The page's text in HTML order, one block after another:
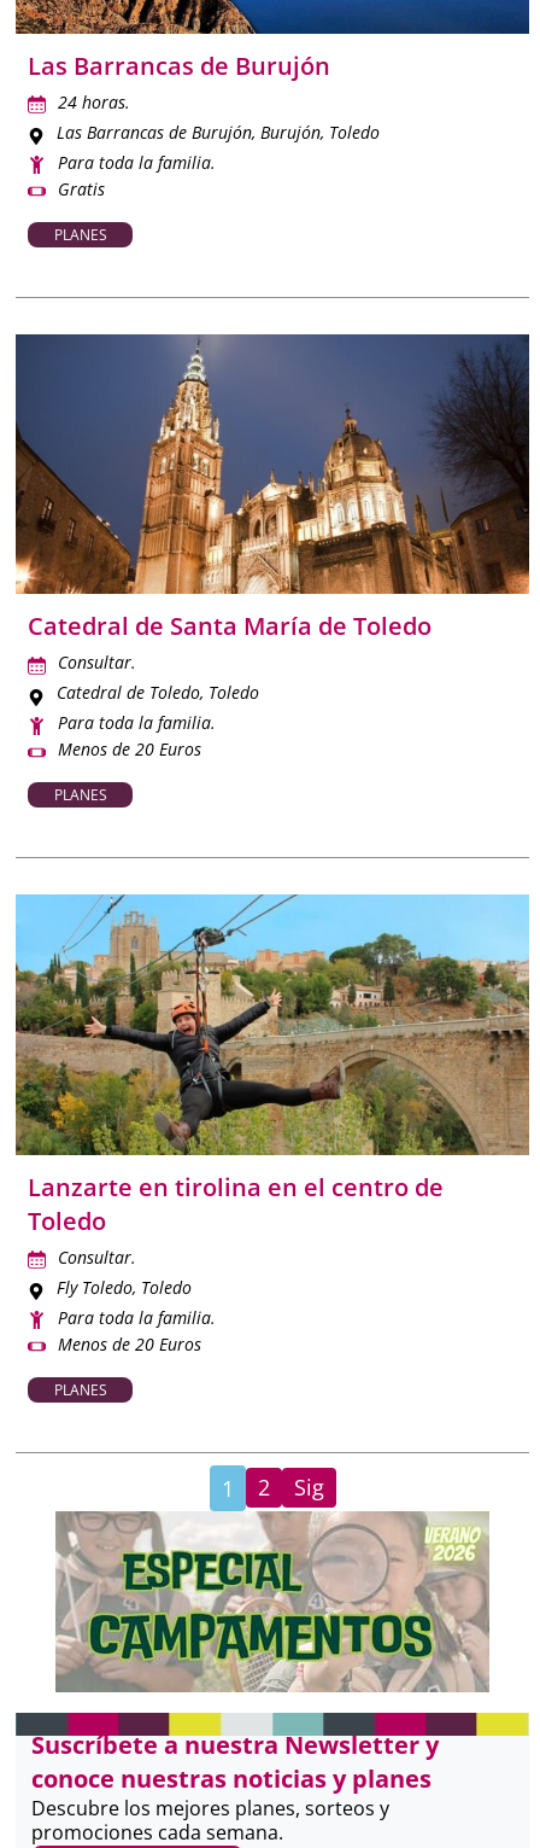
Las Barrancas de Burujón
24 horas.
Las Barrancas de Burujón, Burujón, Toledo
Para toda la familia.
Gratis
PLANES
Catedral de Santa María de Toledo
Consultar.
Catedral de Toledo, Toledo
Para toda la familia.
Menos de 20 Euros
PLANES
Lanzarte en tirolina en el centro de
Toledo
Consultar.
Fly Toledo, Toledo
Para toda la familia.
Menos de 20 Euros
PLANES
1 2 Sig
Suscríbete a nuestra Newsletter y
conoce nuestras noticias y planes
Descubre los mejores planes, sorteos y
promociones cada semana.